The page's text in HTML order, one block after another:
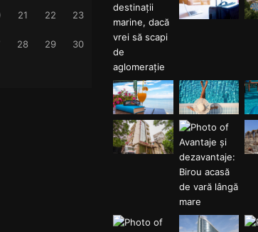
21 22 23
28 29 30